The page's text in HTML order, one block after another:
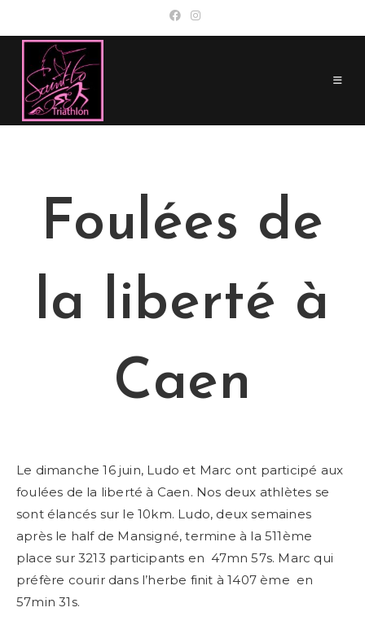
content
Foulées de
la liberté à
Caen
Le dimanche 16 juin, Ludo et Marc ont participé aux
foulées de la liberté à Caen. Nos deux athlètes se
sont élancés sur le 10km. Ludo, deux semaines
après le half de Mansigné, termine à la 511ème
place sur 3213 participants en 47mn 57s. Marc qui
préfère courir dans l’herbe finit à 1407 ème en
57min 31s.